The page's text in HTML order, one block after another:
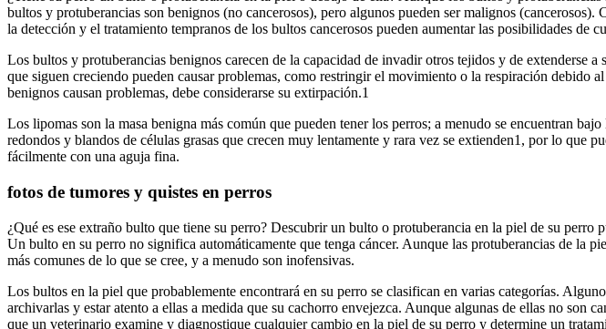
bultos y protuberancias son benignos (no cancerosos), pero algunos pueden ser malignos
la detección y el tratamiento tempranos de los bultos cancerosos pueden aumentar las posibilidades de
Los bultos y protuberancias benignos carecen de la capacidad de invadir otros tejidos y de extenderse
que siguen creciendo pueden causar problemas, como restringir el movimiento o la respiración debido
benignos causan problemas, debe considerarse su extirpación.1
Los lipomas son la masa benigna más común que pueden tener los perros; a menudo se encuentran
redondos y blandos de células grasas que crecen muy lentamente y rara vez se extienden1, por lo que
fácilmente con una aguja fina.
fotos de tumores y quistes en perros
¿Qué es ese extraño bulto que tiene su perro? Descubrir un bulto o protuberancia en la piel de su perro
Un bulto en su perro no significa automáticamente que tenga cáncer. Aunque las protuberancias de la
más comunes de lo que se cree, y a menudo son inofensivas.
Los bultos en la piel que probablemente encontrará en su perro se clasifican en varias categorías.
archivarlas y estar atento a ellas a medida que su cachorro envejezca. Aunque algunas de ellas no son
que un veterinario examine y diagnostique cualquier cambio en la piel de su perro y determine un